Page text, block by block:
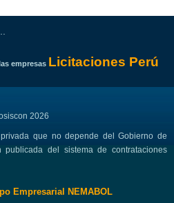
empresas Licitaciones Perú
2026
que no depende del Gobierno de
del sistema de contrataciones
Empresarial NEMABOL